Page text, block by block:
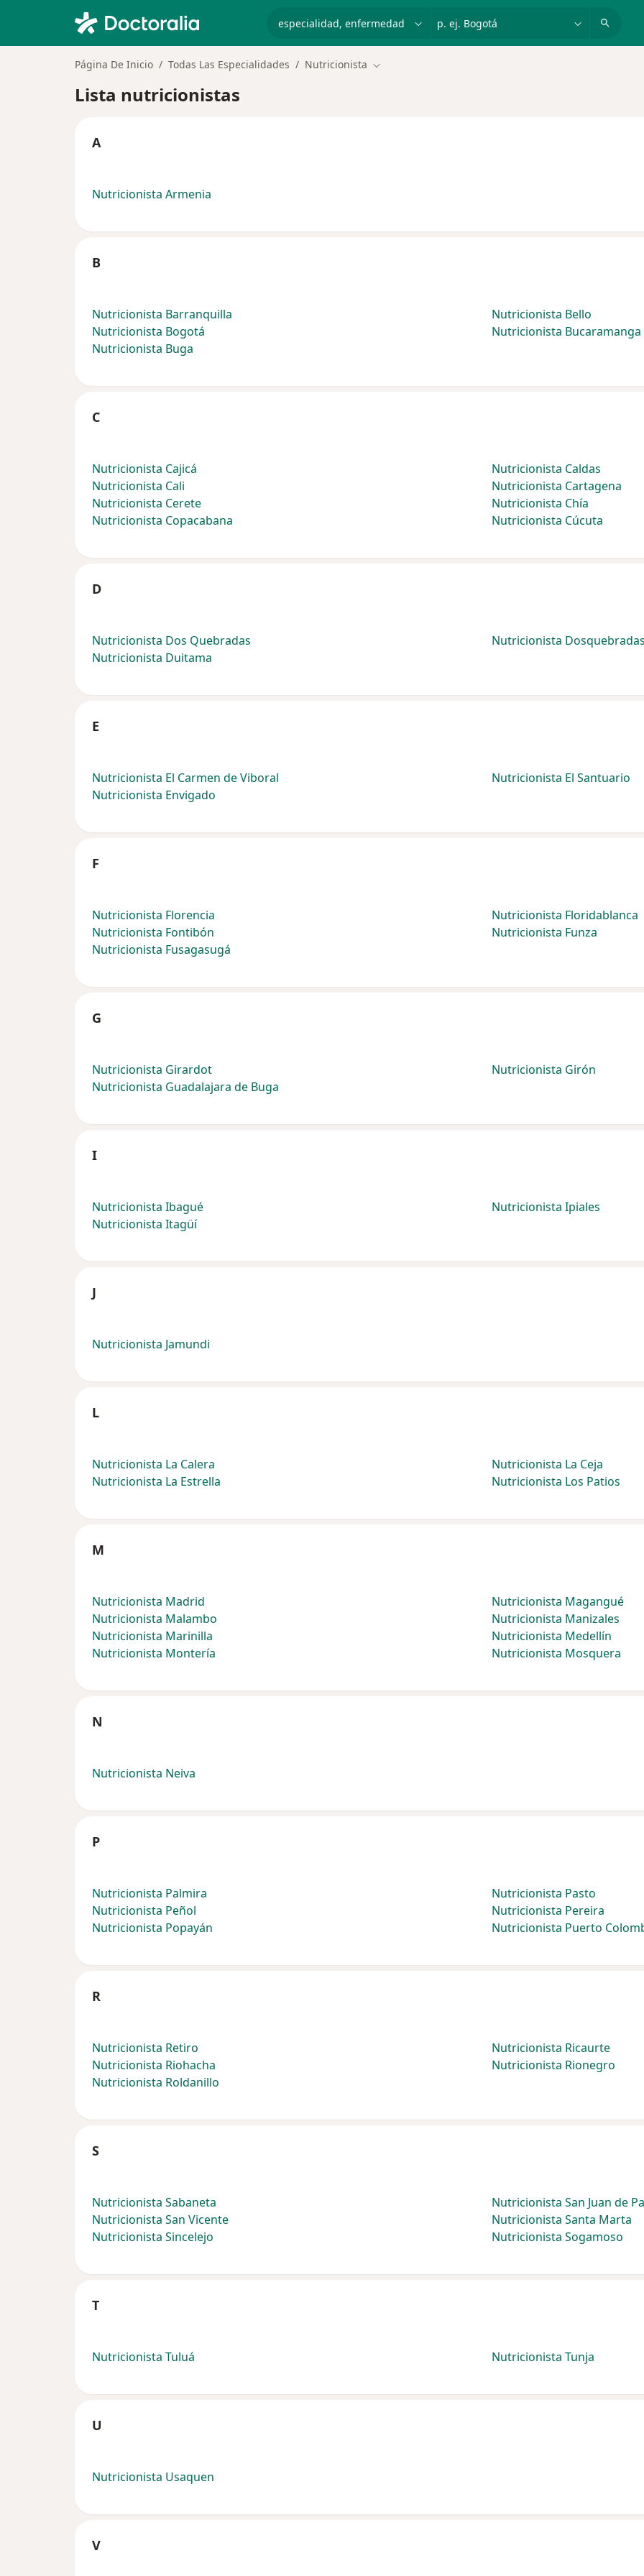
p. ej. Bogotá
Página De Inicio Todas Las Especialidades Nutricionista Cambiar de ciudad
Lista nutricionistas
A
Nutricionista Armenia
B
Nutricionista Barranquilla
Nutricionista Bello
Nutricionista Bogotá
Nutricionista Bucaramanga
Nutricionista Buga
C
Nutricionista Cajicá
Nutricionista Caldas
Nutricionista Cali
Nutricionista Cartagena
Nutricionista Cerete
Nutricionista Chía
Nutricionista Copacabana
Nutricionista Cúcuta
D
Nutricionista Dos Quebradas
Nutricionista
Nutricionista Duitama
E
Nutricionista El Carmen de Viboral
Nutricionista El Santuario
Nutricionista Envigado
F
Nutricionista Florencia
Nutricionista Floridablanca
Nutricionista Fontibón
Nutricionista Funza
Nutricionista Fusagasugá
G
Nutricionista Girardot
Nutricionista Girón
Nutricionista Guadalajara de Buga
I
Nutricionista Ibagué
Nutricionista Ipiales
Nutricionista Itagüí
J
Nutricionista Jamundi
L
Nutricionista La Calera
Nutricionista La Ceja
Nutricionista La Estrella
Nutricionista Los Patios
M
Nutricionista Madrid
Nutricionista Magangué
Nutricionista Malambo
Nutricionista Manizales
Nutricionista Marinilla
Nutricionista Medellín
Nutricionista Montería
Nutricionista Mosquera
N
Nutricionista Neiva
P
Nutricionista Palmira
Nutricionista Pasto
Nutricionista Peñol
Nutricionista Pereira
Nutricionista Popayán
Nutricionista Puerto
R
Nutricionista Retiro
Nutricionista Ricaurte
Nutricionista Riohacha
Nutricionista Rionegro
Nutricionista Roldanillo
S
Nutricionista Sabaneta
Nutricionista San Juan de
Nutricionista San Vicente
Nutricionista Santa Marta
Nutricionista Sincelejo
Nutricionista Sogamoso
T
Nutricionista Tuluá Nutricionista Tunja
U
Nutricionista Usaquen
V